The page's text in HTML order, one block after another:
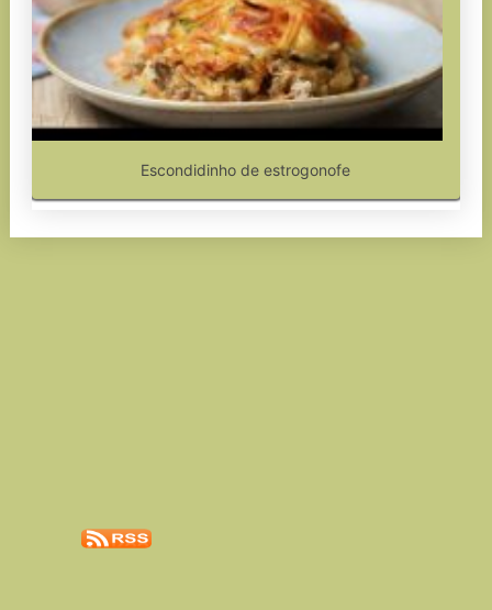
Escondidinho de estrogonofe